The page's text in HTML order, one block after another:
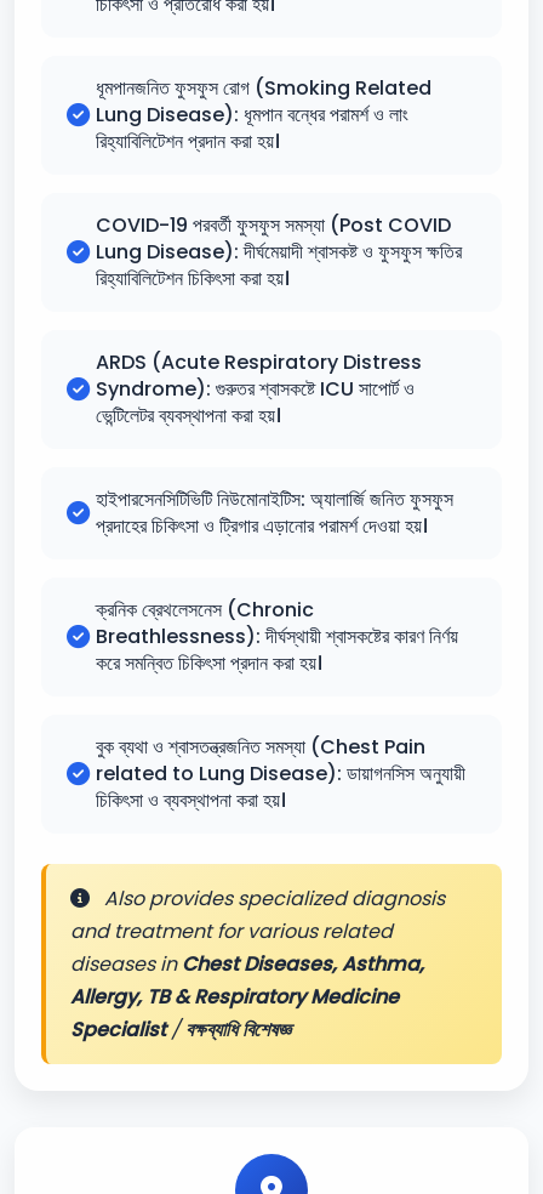
ধূমপানজনিত ফুসফুস রোগ (Smoking Related
Lung Disease): ধূমপান বন্ধের পরামর্শ ও লাং
রিহ্যাবিলিটেশন প্রদান করা হয়।
COVID-19 পরবর্তী ফুসফুস সমস্যা (Post COVID
Lung Disease): দীর্ঘমেয়াদী শ্বাসকষ্ট ও ফুসফুস ক্ষতির
রিহ্যাবিলিটেশন চিকিৎসা করা হয়।
ARDS (Acute Respiratory Distress
Syndrome): গুরুতর শ্বাসকষ্টে ICU সাপোর্ট ও
ভেন্টিলেটর ব্যবস্থাপনা করা হয়।
হাইপারসেনসিটিভিটি নিউমোনাইটিস: অ্যালার্জি জনিত ফুসফুস
প্রদাহের চিকিৎসা ও ট্রিগার এড়ানোর পরামর্শ দেওয়া হয়।
ক্রনিক ব্রেথলেসনেস (Chronic
Breathlessness): দীর্ঘস্থায়ী শ্বাসকষ্টের কারণ নির্ণয়
করে সমন্বিত চিকিৎসা প্রদান করা হয়।
বুক ব্যথা ও শ্বাসতন্ত্রজনিত সমস্যা (Chest Pain
related to Lung Disease): ডায়াগনসিস অনুযায়ী
চিকিৎসা ও ব্যবস্থাপনা করা হয়।
Also provides specialized diagnosis
and treatment for various related
diseases inChest Diseases, Asthma,
Allergy, TB & Respiratory Medicine
Specialist/বক্ষব্যাধি বিশেষজ্ঞ